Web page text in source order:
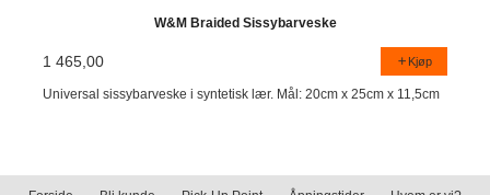
W&M Braided Sissybarveske
1 465,00 Kjøp
Universal sissybarveske i syntetisk lær. Mål: 20cm x 25cm x 11,5cm